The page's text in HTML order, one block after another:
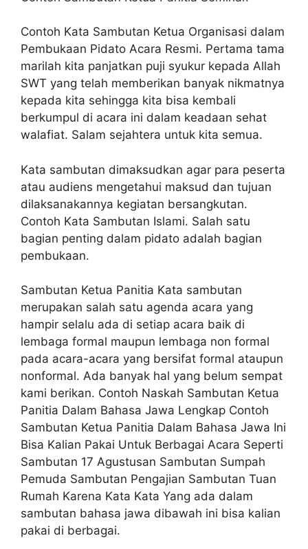
Contoh Kata Sambutan Ketua Organisasi dalam
Pembukaan Pidato Acara Resmi. Pertama tama
marilah kita panjatkan puji syukur kepada Allah
SWT yang telah memberikan banyak nikmatnya
kepada kita sehingga kita bisa kembali
berkumpul di acara ini dalam keadaan sehat
walafiat. Salam sejahtera untuk kita semua.
Kata sambutan dimaksudkan agar para peserta
atau audiens mengetahui maksud dan tujuan
dilaksanakannya kegiatan bersangkutan.
Contoh Kata Sambutan Islami. Salah satu
bagian penting dalam pidato adalah bagian
pembukaan.
Sambutan Ketua Panitia Kata sambutan
merupakan salah satu agenda acara yang
hampir selalu ada di setiap acara baik di
lembaga formal maupun lembaga non formal
pada acara-acara yang bersifat formal ataupun
nonformal. Ada banyak hal yang belum sempat
kami berikan. Contoh Naskah Sambutan Ketua
Panitia Dalam Bahasa Jawa Lengkap Contoh
Sambutan Ketua Panitia Dalam Bahasa Jawa Ini
Bisa Kalian Pakai Untuk Berbagai Acara Seperti
Sambutan 17 Agustusan Sambutan Sumpah
Pemuda Sambutan Pengajian Sambutan Tuan
Rumah Karena Kata Kata Yang ada dalam
sambutan bahasa jawa dibawah ini bisa kalian
pakai di berbagai.